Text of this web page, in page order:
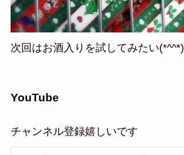
次回はお酒入りを試してみたい(*^^*)
YouTube
チャンネル登録嬉しいです